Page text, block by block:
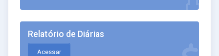
Relatório de Diárias
Acessar